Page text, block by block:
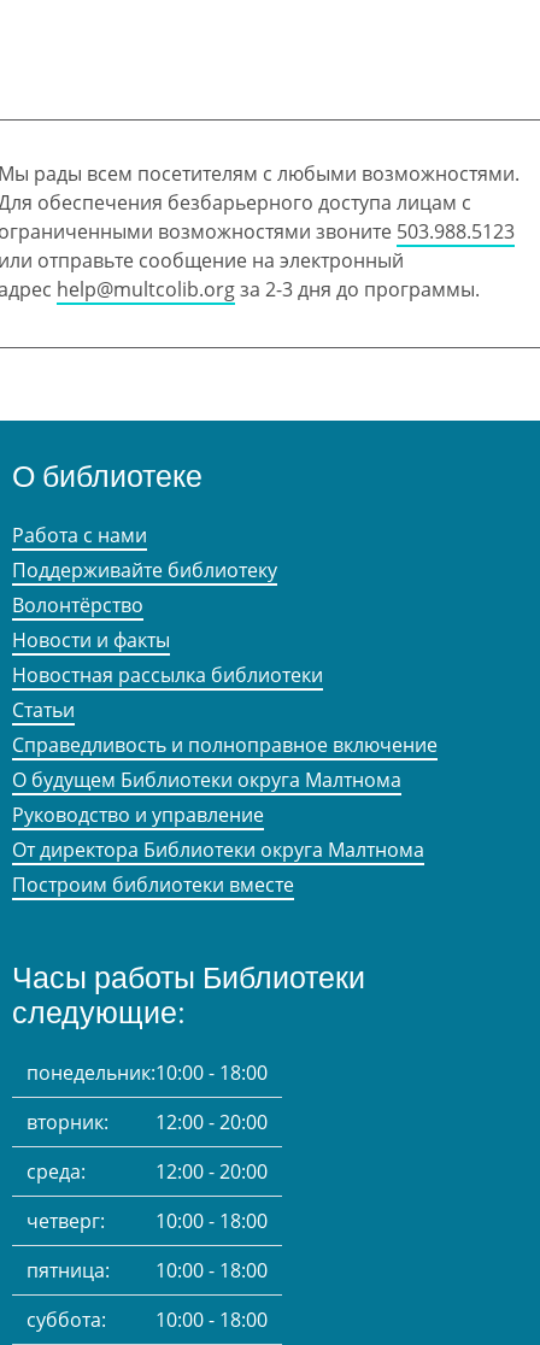
рады всем посетителям с любыми возможностями.
обеспечения безбарьерного доступа лицам с
возможностями звоните 503.988.5123
отправьте сообщение на электронный
help@multcolib.orgза 2-3 дня до программы.
О библиотеке
Работа с нами
Поддерживайте библиотеку
Волонтёрство
Новости и факты
Новостная рассылка библиотеки
Статьи
Справедливость и полноправное включение
О будущем Библиотеки округа Малтнома
Руководство и управление
От директора Библиотеки округа Малтнома
Построим библиотеки вместе
Часы работы Библиотеки
следующие:
понедельник:10:00 - 18:00
вторник:
12:00 - 20:00
среда:
12:00 - 20:00
четверг:
10:00 - 18:00
пятница:
10:00 - 18:00
суббота:
10:00 - 18:00